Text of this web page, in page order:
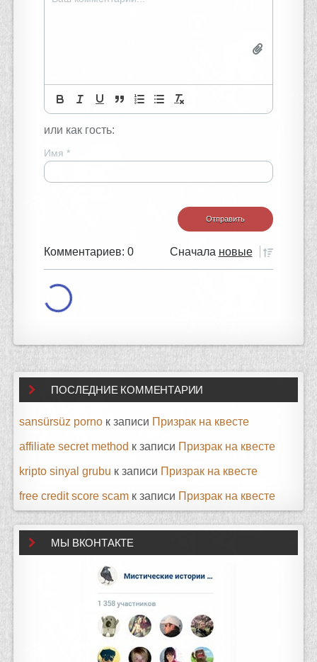
или как гость:
Имя *
Комментариев: 0 Сначала новые
ПОСЛЕДНИЕ КОММЕНТАРИИ
sansürsüz porno к записи Призрак на квесте
affiliate secret method к записи Призрак на квесте
kripto sinyal grubu к записи Призрак на квесте
free credit score scam к записи Призрак на квесте
МЫ ВКОНТАКТЕ